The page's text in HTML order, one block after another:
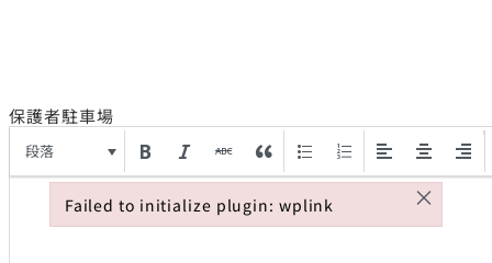
保護者駐車場
段落
Failed to initialize plugin: wplink ×
Failed to initialize plugin: wplink